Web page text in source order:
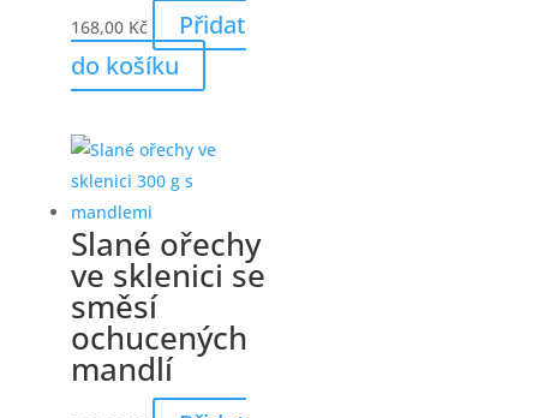
168,00 Kč
Přidat
do košíku
Slané ořechy
ve sklenici se
směsí
ochucených
mandlí